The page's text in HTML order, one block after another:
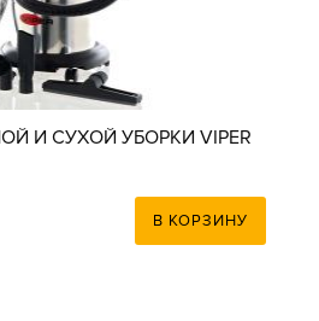
И СУХОЙ УБОРКИ VIPER
В КОРЗИНУ